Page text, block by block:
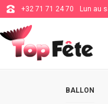
+32 71 71 24 70 Lun au
BALLON